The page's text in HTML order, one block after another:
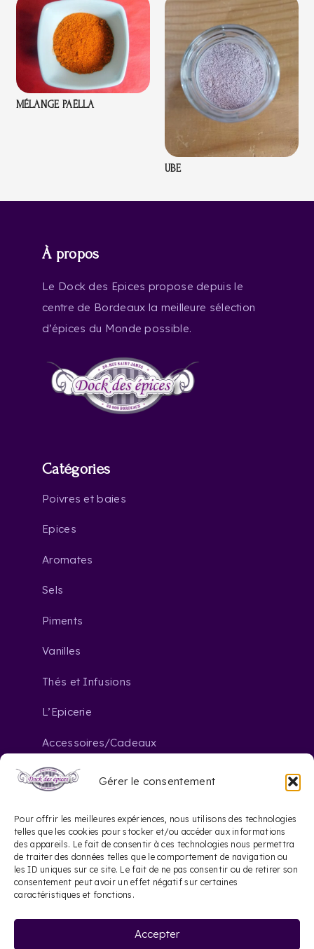
Gérer le consentement
Pour offrir les meilleures expériences, nous utilisons des technologies
telles que les cookies pour stocker et/ou accéder aux informations
des appareils. Le fait de consentir à ces technologies nous permettra
de traiter des données telles que le comportement de navigation ou
les ID uniques sur ce site. Le fait de ne pas consentir ou de retirer son
consentement peut avoir un effet négatif sur certaines
caractéristiques et fonctions.
Accepter
MÉLANGE PAËLLA
UBE
À propos
Le Dock des Epices propose depuis le
centre de Bordeaux la meilleure sélection
d’épices du Monde possible.
Catégories
Poivres et baies
Epices
Aromates
Sels
Piments
Vanilles
Thés et Infusions
L’Epicerie
Accessoires/Cadeaux
Nous contacter
mail_outline contact@dockdesepices.com
phone 05 56 44 41 57